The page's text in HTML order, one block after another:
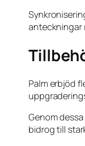
anteckningar
Palm erbjöd
Genom
bidrog till